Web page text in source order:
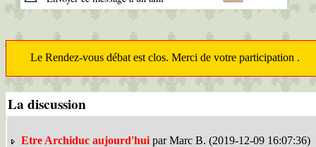
Le Rendez-vous débat est clos. Merci de votre participation .
La discussion
Etre Archiduc aujourd'hui par Marc B. (2019-12-09 16:07:36)